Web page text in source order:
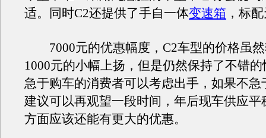
适。同时C2还提供了手自一体变速箱 ，标
7000元的优惠幅度，C2车型的价格虽然
1000元的小幅上扬，但是仍然保持了不错
急于购车的消费者可以考虑出手，如果不急
建议可以再观望一段时间，年后现车供应平
方面应该还能有更大的优惠。